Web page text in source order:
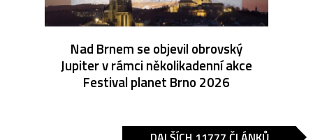
Nad Brnem se objevil obrovský
Jupiter v rámci několikadenní akce
Festival planet Brno 2026